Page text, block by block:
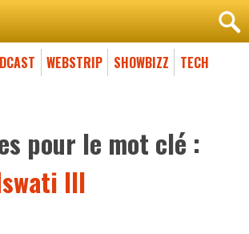
WEBSTRIP SHOWBIZZ TECH
pour le mot clé :
III